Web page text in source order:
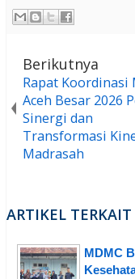
Berikutnya
Rapat Koordinasi
Aceh Besar 2026
Sinergi dan
Transformasi
Madrasah
ARTIKEL TERKAIT
MDMC